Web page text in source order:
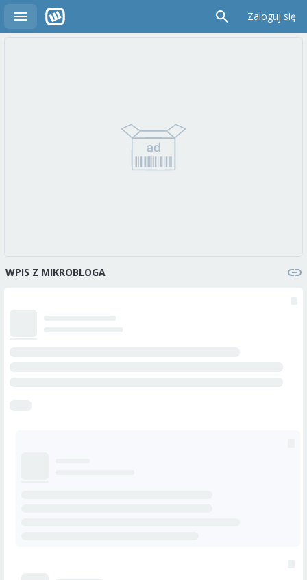
Zaloguj się
WPIS Z MIKROBLOGA